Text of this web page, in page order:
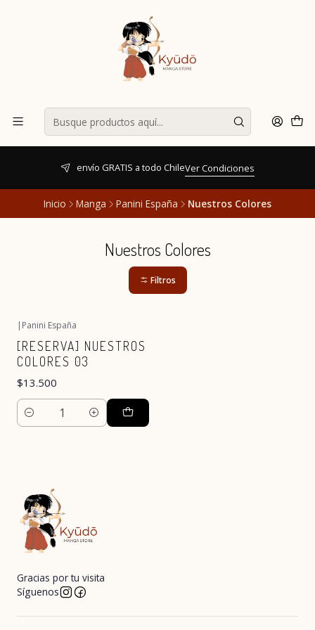
envío GRATIS a todo ChileVer Condiciones
Inicio Manga Panini España Nuestros Colores
Nuestros Colores
Filtros
| Panini España
[RESERVA] NUESTROS
COLORES 03
$13.500
Cantidad
Gracias por tu visita
Síguenos